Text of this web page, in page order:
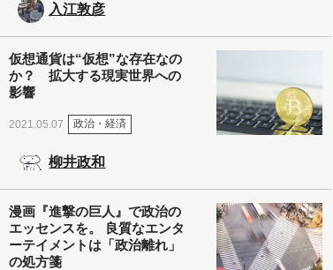
入江敦彦
仮想通貨は“仮想”な存在なの
か？ 拡大する現実世界への
影響
2021.05.07 政治・経済
柳井政和
漫画『進撃の巨人』で政治の
エッセンスを。 良質なエンタ
ーテイメントは「政治離れ」
の処方箋